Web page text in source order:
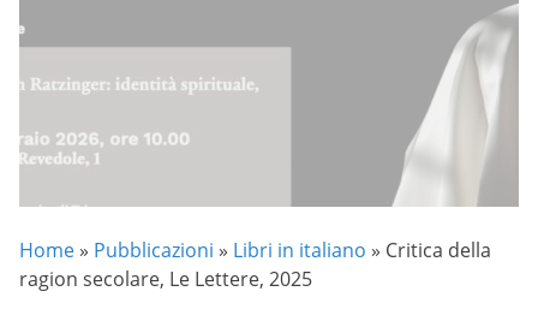
Home » Pubblicazioni » Libri in italiano » Critica della
ragion secolare, Le Lettere, 2025